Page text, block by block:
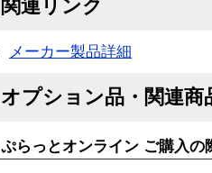
関連リンク
メーカー製品詳細
オプション品・関連商
ぷらっとオンライン ご購入の